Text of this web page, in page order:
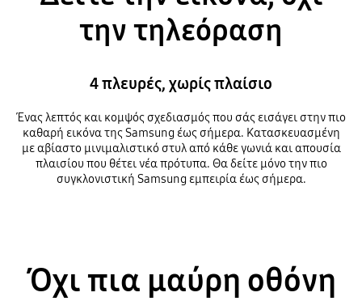
την τηλεόραση
4 πλευρές, χωρίς πλαίσιο
Ένας λεπτός και κομψός σχεδιασμός που σάς εισάγει στην πιο
καθαρή εικόνα της Samsung έως σήμερα. Κατασκευασμένη
με αβίαστο μινιμαλιστικό στυλ από κάθε γωνιά και απουσία
πλαισίου που θέτει νέα πρότυπα. Θα δείτε μόνο την πιο
συγκλονιστική Samsung εμπειρία έως σήμερα.
Όχι πια μαύρη οθόνη